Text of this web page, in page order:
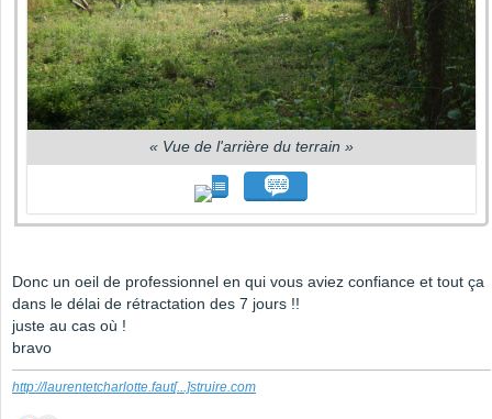
« Vue de l'arrière du terrain »
Donc un oeil de professionnel en qui vous aviez confiance et tout ça
dans le délai de rétractation des 7 jours !!
juste au cas où !
bravo
http://laurentetcharlotte.faut[...]struire.com